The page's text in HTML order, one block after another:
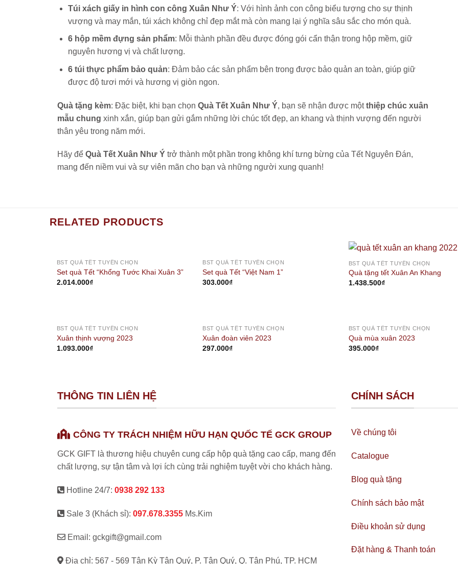
Túi xách giấy in hình con công Xuân Như Ý: Với hình ảnh con công biểu tượng cho sự thịnh
vượng và may mắn, túi xách không chỉ đẹp mắt mà còn mang lại ý nghĩa sâu sắc cho món quà.
6 hộp mềm đựng sản phẩm: Mỗi thành phần đều được đóng gói cẩn thận trong hộp mềm, giữ
nguyên hương vị và chất lượng.
6 túi thực phẩm bảo quản: Đảm bảo các sản phẩm bên trong được bảo quản an toàn, giúp giữ
được độ tươi mới và hương vị giòn ngon.
Quà tặng kèm: Đặc biệt, khi bạn chọn Quà Tết Xuân Như Ý, bạn sẽ nhận được mộtthiệp chúc xuân
mẫu chung xinh xắn, giúp bạn gửi gắm những lời chúc tốt đẹp, an khang và thịnh vượng đến người
thân yêu trong năm mới.
Hãy để Quà Tết Xuân Như Ý trở thành một phần trong không khí tưng bừng của Tết Nguyên Đán,
mang đến niềm vui và sự viên mãn cho bạn và những người xung quanh!
RELATED PRODUCTS
BST QUÀ TẾT TUYỂN CHỌN
Set quà Tết “Khổng Tước Khai Xuân 3”
2.014.000₫
BST QUÀ TẾT TUYỂN CHỌN
Set quà Tết “Việt Nam 1”
303.000₫
BST QUÀ TẾT TUYỂN CHỌN
Quà tặng tết Xuân An Khang
1.438.500₫
OUT OF STOCK
BST QUÀ TẾT TUYỂN CHỌN
Xuân thịnh vượng 2023
1.093.000₫
BST QUÀ TẾT TUYỂN CHỌN
Xuân đoàn viên 2023
297.000₫
OUT OF STOCK
BST QUÀ TẾT TUYỂN CHỌN
Quà mùa xuân 2023
395.000₫
THÔNG TIN LIÊN HỆ
CÔNG TY TRÁCH NHIỆM HỮU HẠN QUỐC TẾ GCK GROUP
GCK GIFT là thương hiệu chuyên cung cấp hộp quà tặng cao cấp, mang đến
chất lượng, sự tận tâm và lợi ích cùng trải nghiệm tuyệt vời cho khách hàng.
Hotline 24/7: 0938 292 133
Sale 3 (Khách sỉ): 097.678.3355 Ms.Kim
Email: gckgift@gmail.com
Địa chỉ: 567 - 569 Tân Kỳ Tân Quý, P. Tân Quý, Q. Tân Phú, TP. HCM
CHÍNH SÁCH
Về chúng tôi
Catalogue
Blog quà tặng
Chính sách bảo mật
Điều khoản sử dụng
Đặt hàng & Thanh toán